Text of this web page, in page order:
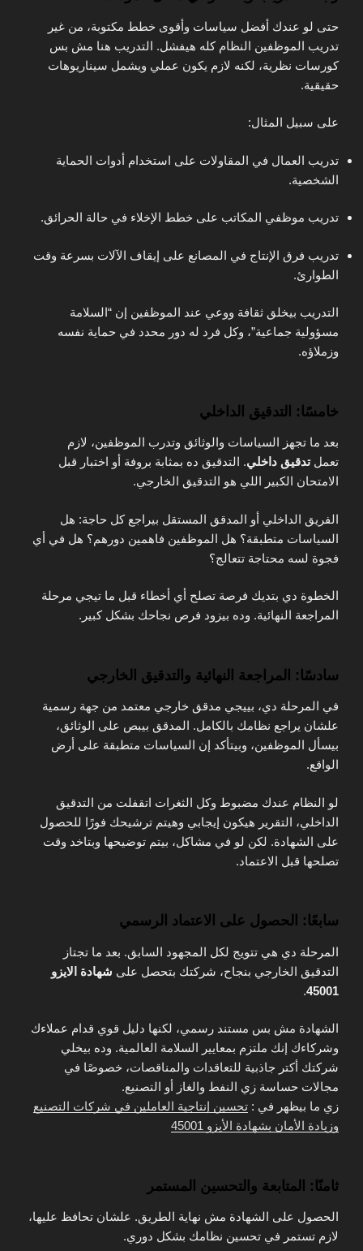
حتى لو عندك أفضل سياسات وأقوى خطط مكتوبة، من غير
تدريب الموظفين النظام كله هيفشل. التدريب هنا مش بس
كورسات نظرية، لكنه لازم يكون عملي ويشمل سيناريوهات
حقيقية.
على سبيل المثال:
تدريب العمال في المقاولات على استخدام أدوات الحماية
الشخصية.
تدريب موظفي المكاتب على خطط الإخلاء في حالة الحرائق.
تدريب فرق الإنتاج في المصانع على إيقاف الآلات بسرعة وقت
الطوارئ.
التدريب بيخلق ثقافة ووعي عند الموظفين إن “السلامة
مسؤولية جماعية”، وكل فرد له دور محدد في حماية نفسه
وزملاؤه.
خامسًا: التدقيق الداخلي
بعد ما تجهز السياسات والوثائق وتدرب الموظفين، لازم
تعملتدقيق داخلي. التدقيق ده بمثابة بروفة أو اختبار قبل
الامتحان الكبير اللي هو التدقيق الخارجي.
الفريق الداخلي أو المدقق المستقل بيراجع كل حاجة: هل
السياسات متطبقة؟ هل الموظفين فاهمين دورهم؟ هل في أي
فجوة لسه محتاجة تتعالج؟
الخطوة دي بتديك فرصة تصلح أي أخطاء قبل ما تيجي مرحلة
المراجعة النهائية. وده بيزود فرص نجاحك بشكل كبير.
سادسًا: المراجعة النهائية والتدقيق الخارجي
في المرحلة دي، بييجي مدقق خارجي معتمد من جهة رسمية
علشان يراجع نظامك بالكامل. المدقق بيبص على الوثائق،
بيسأل الموظفين، وبيتأكد إن السياسات متطبقة على أرض
الواقع.
لو النظام عندك مضبوط وكل الثغرات اتقفلت من التدقيق
الداخلي، التقرير هيكون إيجابي وهيتم ترشيحك فورًا للحصول
على الشهادة. لكن لو في مشاكل، بيتم توضيحها وبتاخد وقت
تصلحها قبل الاعتماد.
سابعًا: الحصول على الاعتماد الرسمي
المرحلة دي هي تتويج لكل المجهود السابق. بعد ما تجتاز
التدقيق الخارجي بنجاح، شركتك بتحصل على شهادة الايزو
45001
.
الشهادة مش بس مستند رسمي، لكنها دليل قوي قدام عملاءك
وشركاءك إنك ملتزم بمعايير السلامة العالمية. وده بيخلي
شركتك أكتر جاذبية للتعاقدات والمناقصات، خصوصًا في
مجالات حساسة زي النفط والغاز أو التصنيع.
زي ما بيظهر في : تحسين إنتاجية العاملين في شركات التصنيع
وزيادة الأمان بشهادة الأيزو 45001
ثامنًا: المتابعة والتحسين المستمر
الحصول على الشهادة مش نهاية الطريق. علشان تحافظ عليها،
لازم تستمر في تحسين نظامك بشكل دوري.